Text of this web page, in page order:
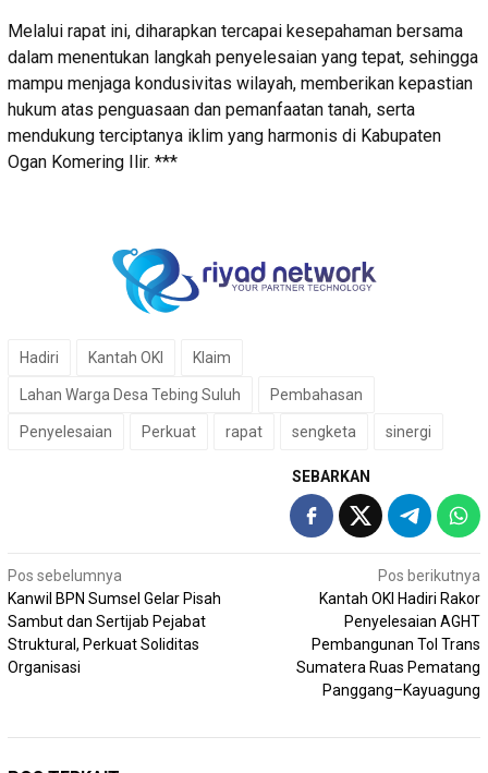
Melalui rapat ini, diharapkan tercapai kesepahaman bersama
dalam menentukan langkah penyelesaian yang tepat, sehingga
mampu menjaga kondusivitas wilayah, memberikan kepastian
hukum atas penguasaan dan pemanfaatan tanah, serta
mendukung terciptanya iklim yang harmonis di Kabupaten
Ogan Komering Ilir. ***
Hadiri Kantah OKI Klaim
Lahan Warga Desa Tebing Suluh Pembahasan
Penyelesaian Perkuat rapat sengketa sinergi
SEBARKAN
Navigasi
pos
Pos sebelumnya
Kanwil BPN Sumsel Gelar Pisah
Sambut dan Sertijab Pejabat
Struktural, Perkuat Soliditas
Organisasi
Pos berikutnya
Kantah OKI Hadiri Rakor
Penyelesaian AGHT
Pembangunan Tol Trans
Sumatera Ruas Pematang
Panggang–Kayuagung